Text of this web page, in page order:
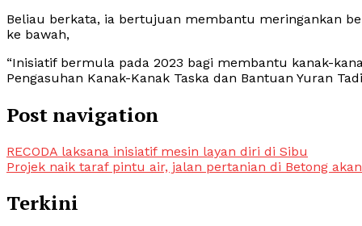
Beliau berkata, ia bertujuan membantu meringankan
ke bawah,
“Inisiatif bermula pada 2023 bagi membantu kanak-
Pengasuhan Kanak-Kanak Taska dan Bantuan Yuran
Post navigation
RECODA laksana inisiatif mesin layan diri di Sibu
Projek naik taraf pintu air, jalan pertanian di Betong
Terkini